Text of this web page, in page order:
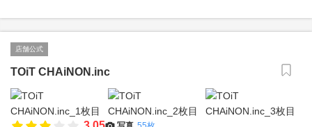
店舗公式
TOiT CHAiNON.inc